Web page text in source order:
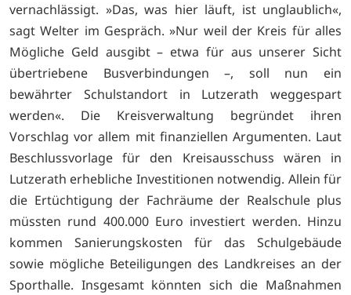
vernachlässigt. »Das, was hier läuft, ist unglaublich«,
sagt Welter im Gespräch. »Nur weil der Kreis für alles
Mögliche Geld ausgibt – etwa für aus unserer Sicht
übertriebene Busverbindungen –, soll nun ein
bewährter Schulstandort in Lutzerath weggespart
werden«. Die Kreisverwaltung begründet ihren
Vorschlag vor allem mit finanziellen Argumenten. Laut
Beschlussvorlage für den Kreisausschuss wären in
Lutzerath erhebliche Investitionen notwendig. Allein für
die Ertüchtigung der Fachräume der Realschule plus
müssten rund 400.000 Euro investiert werden. Hinzu
kommen Sanierungskosten für das Schulgebäude
sowie mögliche Beteiligungen des Landkreises an der
Sporthalle. Insgesamt könnten sich die Maßnahmen